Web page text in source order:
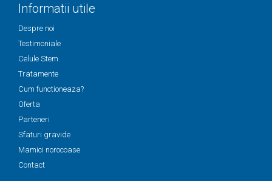
Informatii utile
Despre noi
Testimoniale
Celule Stem
Tratamente
Cum functioneaza?
Oferta
Parteneri
Sfaturi gravide
Mamici norocoase
Contact